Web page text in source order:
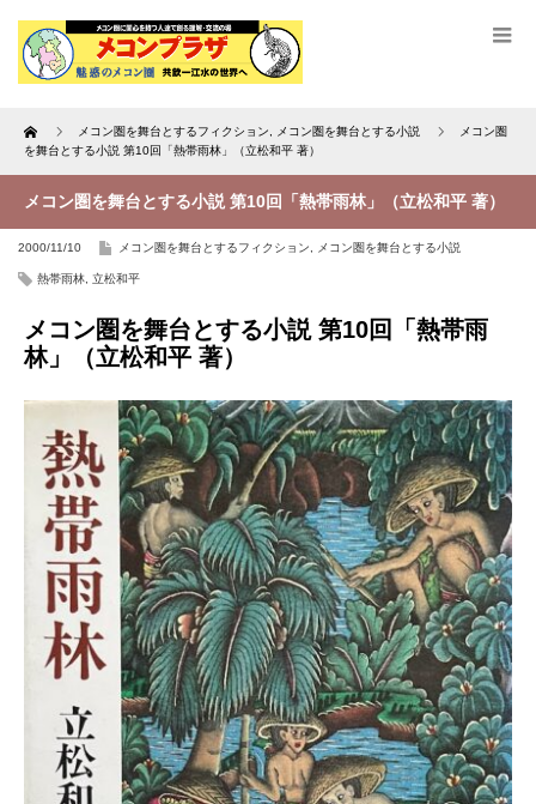
Home メコン圏を舞台とするフィクション メコン圏を舞台とする小説
メコン圏
を舞台とする小説 第10回「熱帯雨林」（立松和平 著）
メコン圏を舞台とする小説 第10回「熱帯雨林」（立松和平 著）
2000/11/10 メコン圏を舞台とするフィクション メコン圏を舞台とする小説
熱帯雨林 立松和平
メコン圏を舞台とする小説 第10回「熱帯雨
林」（立松和平 著）